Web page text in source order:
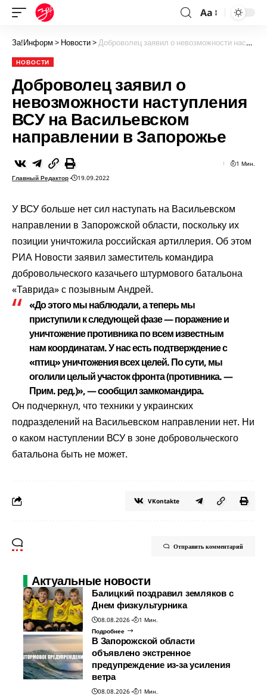
Aa
За!Информ > Новости>Доброволец заявил о невозможности наступления ВСУ на Васильевском направлении в Запорожье
НОВОСТИ
Доброволец заявил о
невозможности наступления
ВСУ на Васильевском
направлении в Запорожье
Главный Редактор 19.09.2022
1 Мин.
У ВСУ больше нет сил наступать на Васильевском
направлении в Запорожской области, поскольку их
позиции уничтожила российская артиллерия. Об этом
РИА Новости заявил заместитель командира
добровольческого казачьего штурмового батальона
«Таврида» с позывным Андрей.
«До этого мы наблюдали, а теперь мы
приступили к следующей фазе — поражение и
уничтожение противника по всем известным
нам координатам. У нас есть подтверждение с
«птиц» уничтожения всех целей. По сути, мы
оголили целый участок фронта (противника. —
Прим. ред.)», — сообщил замкомандира.
Он подчеркнул, что техники у украинских
подразделений на Васильевском направлении нет. Ни
о каком наступлении ВСУ в зоне добровольческого
батальона быть не может.
VKontakte
Отправить комментарий
Актуальные новости
Балицкий поздравил земляков с
Днем физкультурника
08.08.2026
1 Мин.
Подробнее
В Запорожской области
объявлено экстренное
предупреждение из-за усиления
ветра
08.08.2026
1 Мин.